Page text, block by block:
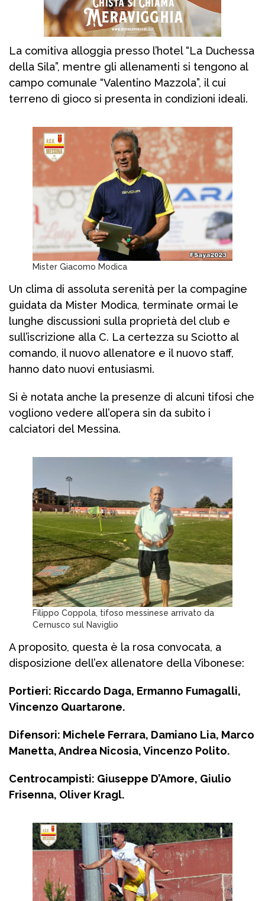
La comitiva alloggia presso l’hotel “La Duchessa
della Sila”, mentre gli allenamenti si tengono al
campo comunale “Valentino Mazzola”, il cui
terreno di gioco si presenta in condizioni ideali.
Mister Giacomo Modica
Un clima di assoluta serenità per la compagine
guidata da Mister Modica, terminate ormai le
lunghe discussioni sulla proprietà del club e
sull’iscrizione alla C. La certezza su Sciotto al
comando, il nuovo allenatore e il nuovo staff,
hanno dato nuovi entusiasmi.
Si è notata anche la presenze di alcuni tifosi che
vogliono vedere all’opera sin da subito i
calciatori del Messina.
Filippo Coppola, tifoso messinese arrivato da
Cernusco sul Naviglio
A proposito, questa è la rosa convocata, a
disposizione dell’ex allenatore della Vibonese:
Portieri: Riccardo Daga, Ermanno Fumagalli,
Vincenzo Quartarone.
Difensori: Michele Ferrara, Damiano Lia, Marco
Manetta, Andrea Nicosia, Vincenzo Polito.
Centrocampisti: Giuseppe D’Amore, Giulio
Frisenna, Oliver Kragl.